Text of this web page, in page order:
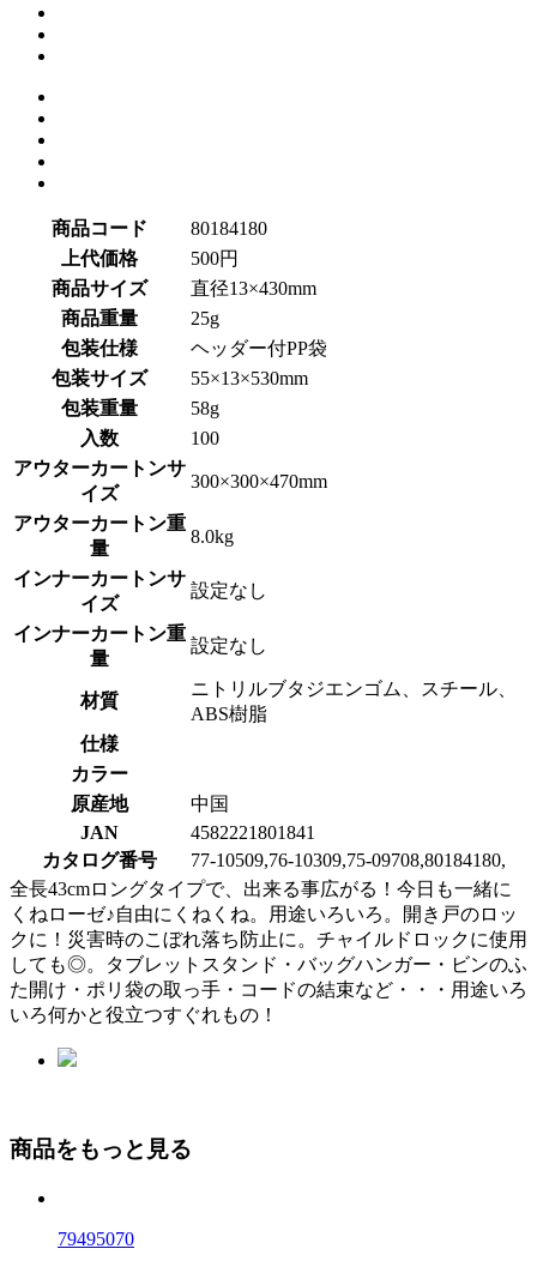
商品コード
80184180
上代価格
500円
商品サイズ
直径13×430mm
商品重量
25g
包装仕様
ヘッダー付PP袋
包装サイズ
55×13×530mm
包装重量
58g
入数
100
アウターカートンサ
イズ
300×300×470mm
アウターカートン重
量
8.0kg
インナーカートンサ
イズ
設定なし
インナーカートン重
量
設定なし
材質
ニトリルブタジエンゴム、スチール、
ABS樹脂
仕様
カラー
原産地
中国
JAN
4582221801841
カタログ番号
77-10509,76-10309,75-09708,80184180,
全長43cmロングタイプで、出来る事広がる！今日も一緒に
くねローゼ♪自由にくねくね。用途いろいろ。開き戸のロッ
クに！災害時のこぼれ落ち防止に。チャイルドロックに使用
しても◎。タブレットスタンド・バッグハンガー・ビンのふ
た開け・ポリ袋の取っ手・コードの結束など・・・用途いろ
いろ何かと役立つすぐれもの！
商品をもっと見る
79495070